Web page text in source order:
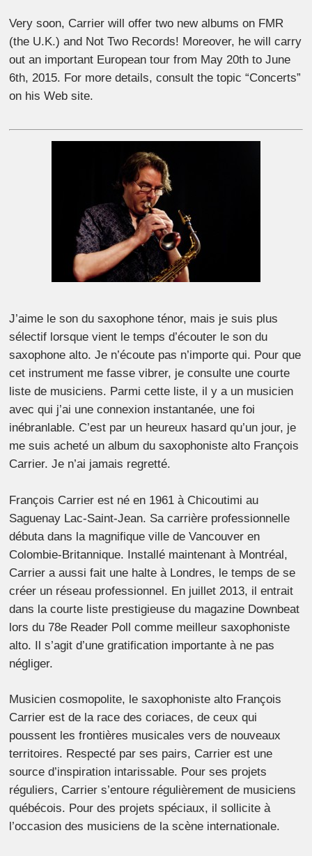
Very soon, Carrier will offer two new albums on FMR
(the U.K.) and Not Two Records! Moreover, he will carry
out an important European tour from May 20th to June
6th, 2015. For more details, consult the topic “Concerts”
on his Web site.
J’aime le son du saxophone ténor, mais je suis plus
sélectif lorsque vient le temps d’écouter le son du
saxophone alto. Je n’écoute pas n’importe qui. Pour que
cet instrument me fasse vibrer, je consulte une courte
liste de musiciens. Parmi cette liste, il y a un musicien
avec qui j’ai une connexion instantanée, une foi
inébranlable. C’est par un heureux hasard qu’un jour, je
me suis acheté un album du saxophoniste alto François
Carrier. Je n’ai jamais regretté.
François Carrier est né en 1961 à Chicoutimi au
Saguenay Lac-Saint-Jean. Sa carrière professionnelle
débuta dans la magnifique ville de Vancouver en
Colombie-Britannique. Installé maintenant à Montréal,
Carrier a aussi fait une halte à Londres, le temps de se
créer un réseau professionnel. En juillet 2013, il entrait
dans la courte liste prestigieuse du magazine Downbeat
lors du 78e Reader Poll comme meilleur saxophoniste
alto. Il s’agit d’une gratification importante à ne pas
négliger.
Musicien cosmopolite, le saxophoniste alto François
Carrier est de la race des coriaces, de ceux qui
poussent les frontières musicales vers de nouveaux
territoires. Respecté par ses pairs, Carrier est une
source d’inspiration intarissable. Pour ses projets
réguliers, Carrier s’entoure régulièrement de musiciens
québécois. Pour des projets spéciaux, il sollicite à
l’occasion des musiciens de la scène internationale.